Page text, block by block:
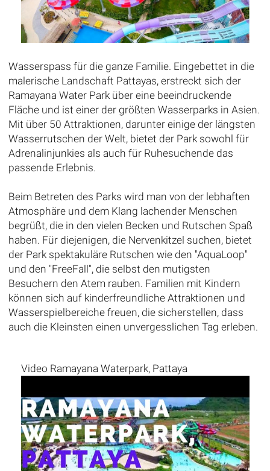
Wasserspass für die ganze Familie. Eingebettet in die
malerische Landschaft Pattayas, erstreckt sich der
Ramayana Water Park über eine beeindruckende
Fläche und ist einer der größten Wasserparks in Asien.
Mit über 50 Attraktionen, darunter einige der längsten
Wasserrutschen der Welt, bietet der Park sowohl für
Adrenalinjunkies als auch für Ruhesuchende das
passende Erlebnis.
Beim Betreten des Parks wird man von der lebhaften
Atmosphäre und dem Klang lachender Menschen
begrüßt, die in den vielen Becken und Rutschen Spaß
haben. Für diejenigen, die Nervenkitzel suchen, bietet
der Park spektakuläre Rutschen wie den "AquaLoop"
und den "FreeFall", die selbst den mutigsten
Besuchern den Atem rauben. Familien mit Kindern
können sich auf kinderfreundliche Attraktionen und
Wasserspielbereiche freuen, die sicherstellen, dass
auch die Kleinsten einen unvergesslichen Tag erleben.
Video Ramayana Waterpark, Pattaya